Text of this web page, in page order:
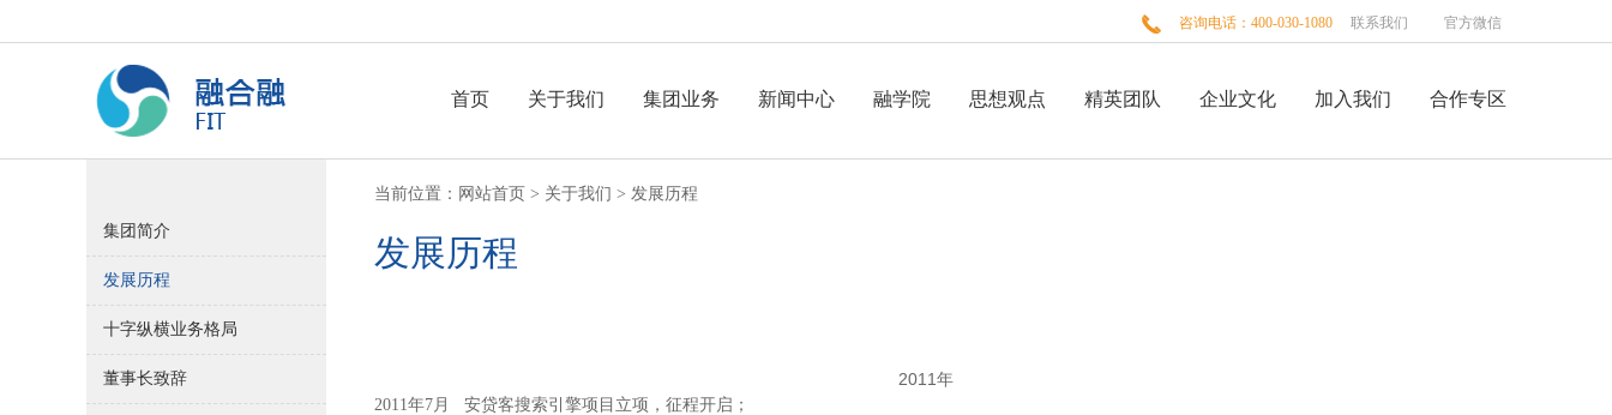
 咨询电话：400-030-1080 联系我们 官方微信
首页 关于我们 集团业务 新闻中心 融学院 思想观点 精英团队 企业文化 加入我们 合作专区
集团简介
发展历程
十字纵横业务格局
董事长致辞
当前位置： 网站首页 > 关于我们 > 发展历程
发展历程
2011年
2011年7月 安贷客搜索引擎项目立项，征程开启；